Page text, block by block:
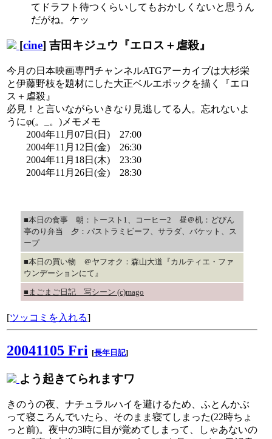
てドラフト待つくらいしてもおかしくないと思うん
だがね。ケッ
[cine] 吉田キジュウ『エロス＋虐殺』
今月の日本映画専門チャンネルATGアーカイブは大杉栄
と伊藤野枝を題材にした大正ベルエポックを描く『エロ
ス＋虐殺』
必見！と言いながらいきなり見逃してる人。忘れないよ
うにφ(。_。)メモメモ
2004年11月07日(日) 27:00
2004年11月12日(金) 26:30
2004年11月18日(木) 23:30
2004年11月26日(金) 28:30
■本日の食事 朝：トースト1、コーヒー2 昼＠机：どびん
亭のり弁当 夕：パストラミビーフ、サラダ、バケット、ス
ープ
■本日の買い物 ＠ヤフオク：森山大道『カルティエ・ファ
ウンデーションにて』
■まごまご日記 写シーン (c)mago
[ツッコミを入れる]
20041105 Fri [長年日記]
よう起きてられますワ
きのうの夜、ナチュラルハイを避けるため、ふとんかぶ
って寝ころんでいたら、そのまま寝てしまった(22時ちょ
っと前)。夜中の3時に目が覚めてしまって、しゃあないの